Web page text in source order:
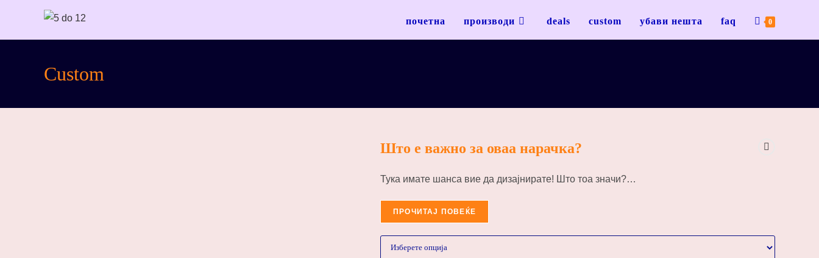
почетна производи deals custom убави нешта faq 0
Custom
Што е важно за оваа нарачка?
Тука имате шанса вие да дизајнирате! Што тоа значи?…
ПРОЧИТАЈ ПОВЕЌЕ